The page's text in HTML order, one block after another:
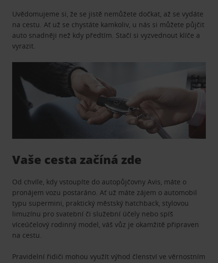
Uvědomujeme si, že se jistě nemůžete dočkat, až se vydáte
na cestu. Ať už se chystáte kamkoliv, u nás si můžete půjčit
auto snadněji než kdy předtím. Stačí si vyzvednout klíče a
vyrazit.
Vaše cesta začíná zde
Od chvíle, kdy vstoupíte do autopůjčovny Avis, máte o
pronájem vozu postaráno. Ať už máte zájem o automobil
typu supermini, praktický městský hatchback, stylovou
limuzínu pro svatební či služební účely nebo spíš
víceúčelový rodinný model, váš vůz je okamžitě připraven
na cestu.
Pravidelní řidiči mohou využít výhod členství ve věrnostním